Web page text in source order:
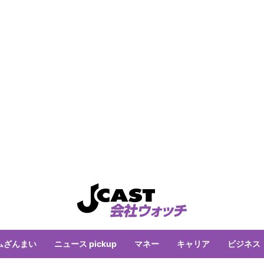
ざんまい ニュース pickup マネー キャリア ビジネス